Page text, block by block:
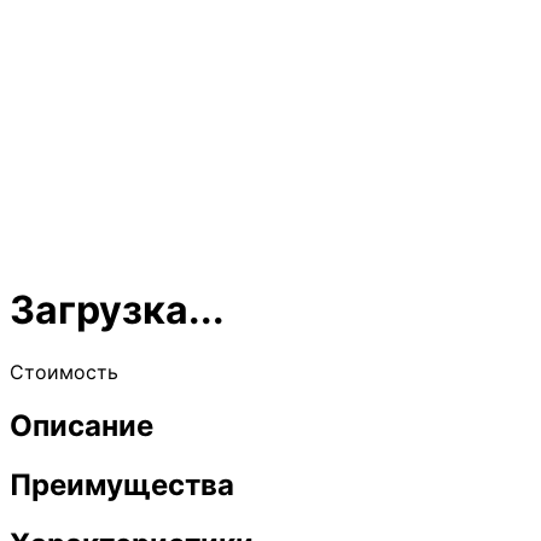
Загрузка...
Стоимость
Описание
Преимущества